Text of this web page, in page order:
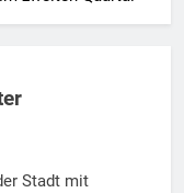
Stadt mit